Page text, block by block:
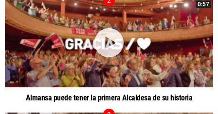
0:57
Almansa puede tener la primera Alcaldesa de su historia